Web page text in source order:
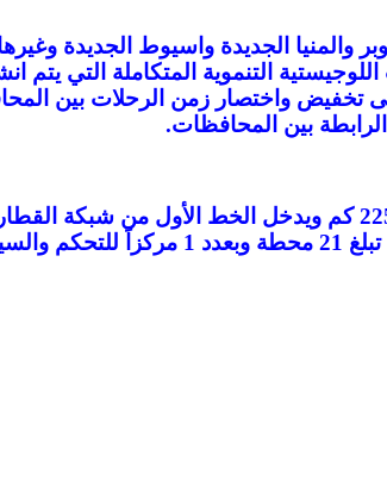
العرب والسادس من اكتوبر والمنيا الجديدة
التنموية المتكاملة التي
تخفيض واختصار زمن الرحلات بين
بين المحافظات.
جدير بالذكر أن شبكة القطار السريع تتكون من 4خطوط بإجمالي